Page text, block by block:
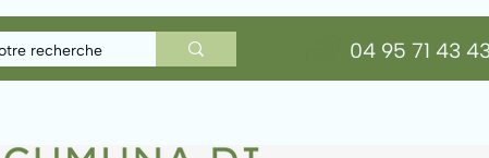
04 95 71 43 43